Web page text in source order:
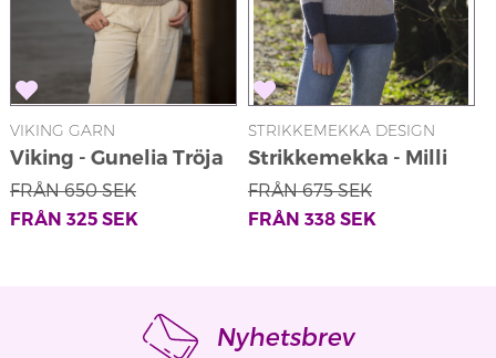
VIKING GARN
Viking - Gunelia Tröja
2206-5
FRÅN 650SEK
FRÅN 325SEK
STRIKKEMEKKA DESIGN
Strikkemekka - Milli
Tröja Blå
FRÅN 675SEK
FRÅN 338SEK
Nyhetsbrev